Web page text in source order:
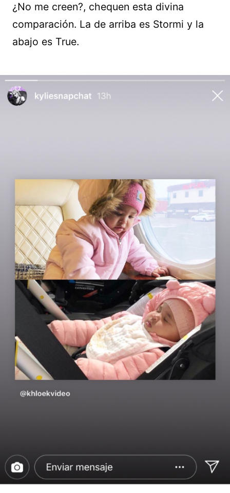
¿No me creen?, chequen esta divina
comparación. La de arriba es Stormi y la
abajo es True.